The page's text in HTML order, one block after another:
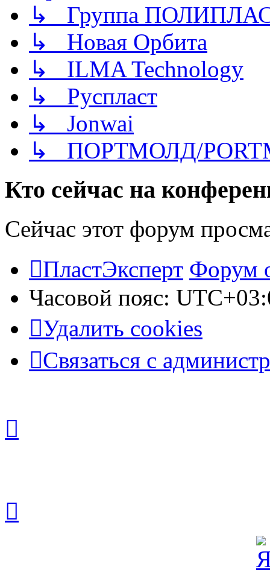
↳ Группа
↳ Новая Орбита
↳ ILMA Technology
↳ Руспласт
↳ Jonwai
↳ ПОРТМОЛД/
Кто сейчас на
Сейчас этот форум
ПластЭксперт Форум
Часовой пояс:
Удалить cookies
Связаться с